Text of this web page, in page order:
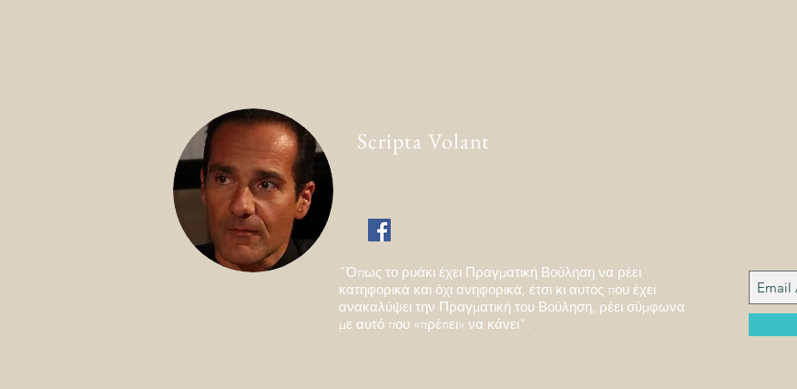
Scripta Volant
"Όπως το ρυάκι έχει Πραγματική Βούληση να ρέει
κατηφορικά και όχι ανηφορικά, έτσι κι αυτός που έχει
ανακαλύψει την Πραγματική του Βούληση, ρέει σύμφωνα
με αυτό που «πρέπει» να κάνει".